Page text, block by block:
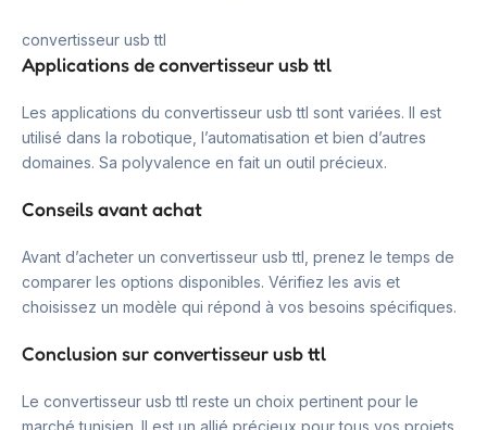
convertisseur usb ttl
Applications de convertisseur usb ttl
Les applications du convertisseur usb ttl sont variées. Il est
utilisé dans la robotique, l’automatisation et bien d’autres
domaines. Sa polyvalence en fait un outil précieux.
Conseils avant achat
Avant d’acheter un convertisseur usb ttl, prenez le temps de
comparer les options disponibles. Vérifiez les avis et
choisissez un modèle qui répond à vos besoins spécifiques.
Conclusion sur convertisseur usb ttl
Le convertisseur usb ttl reste un choix pertinent pour le
marché tunisien. Il est un allié précieux pour tous vos projets